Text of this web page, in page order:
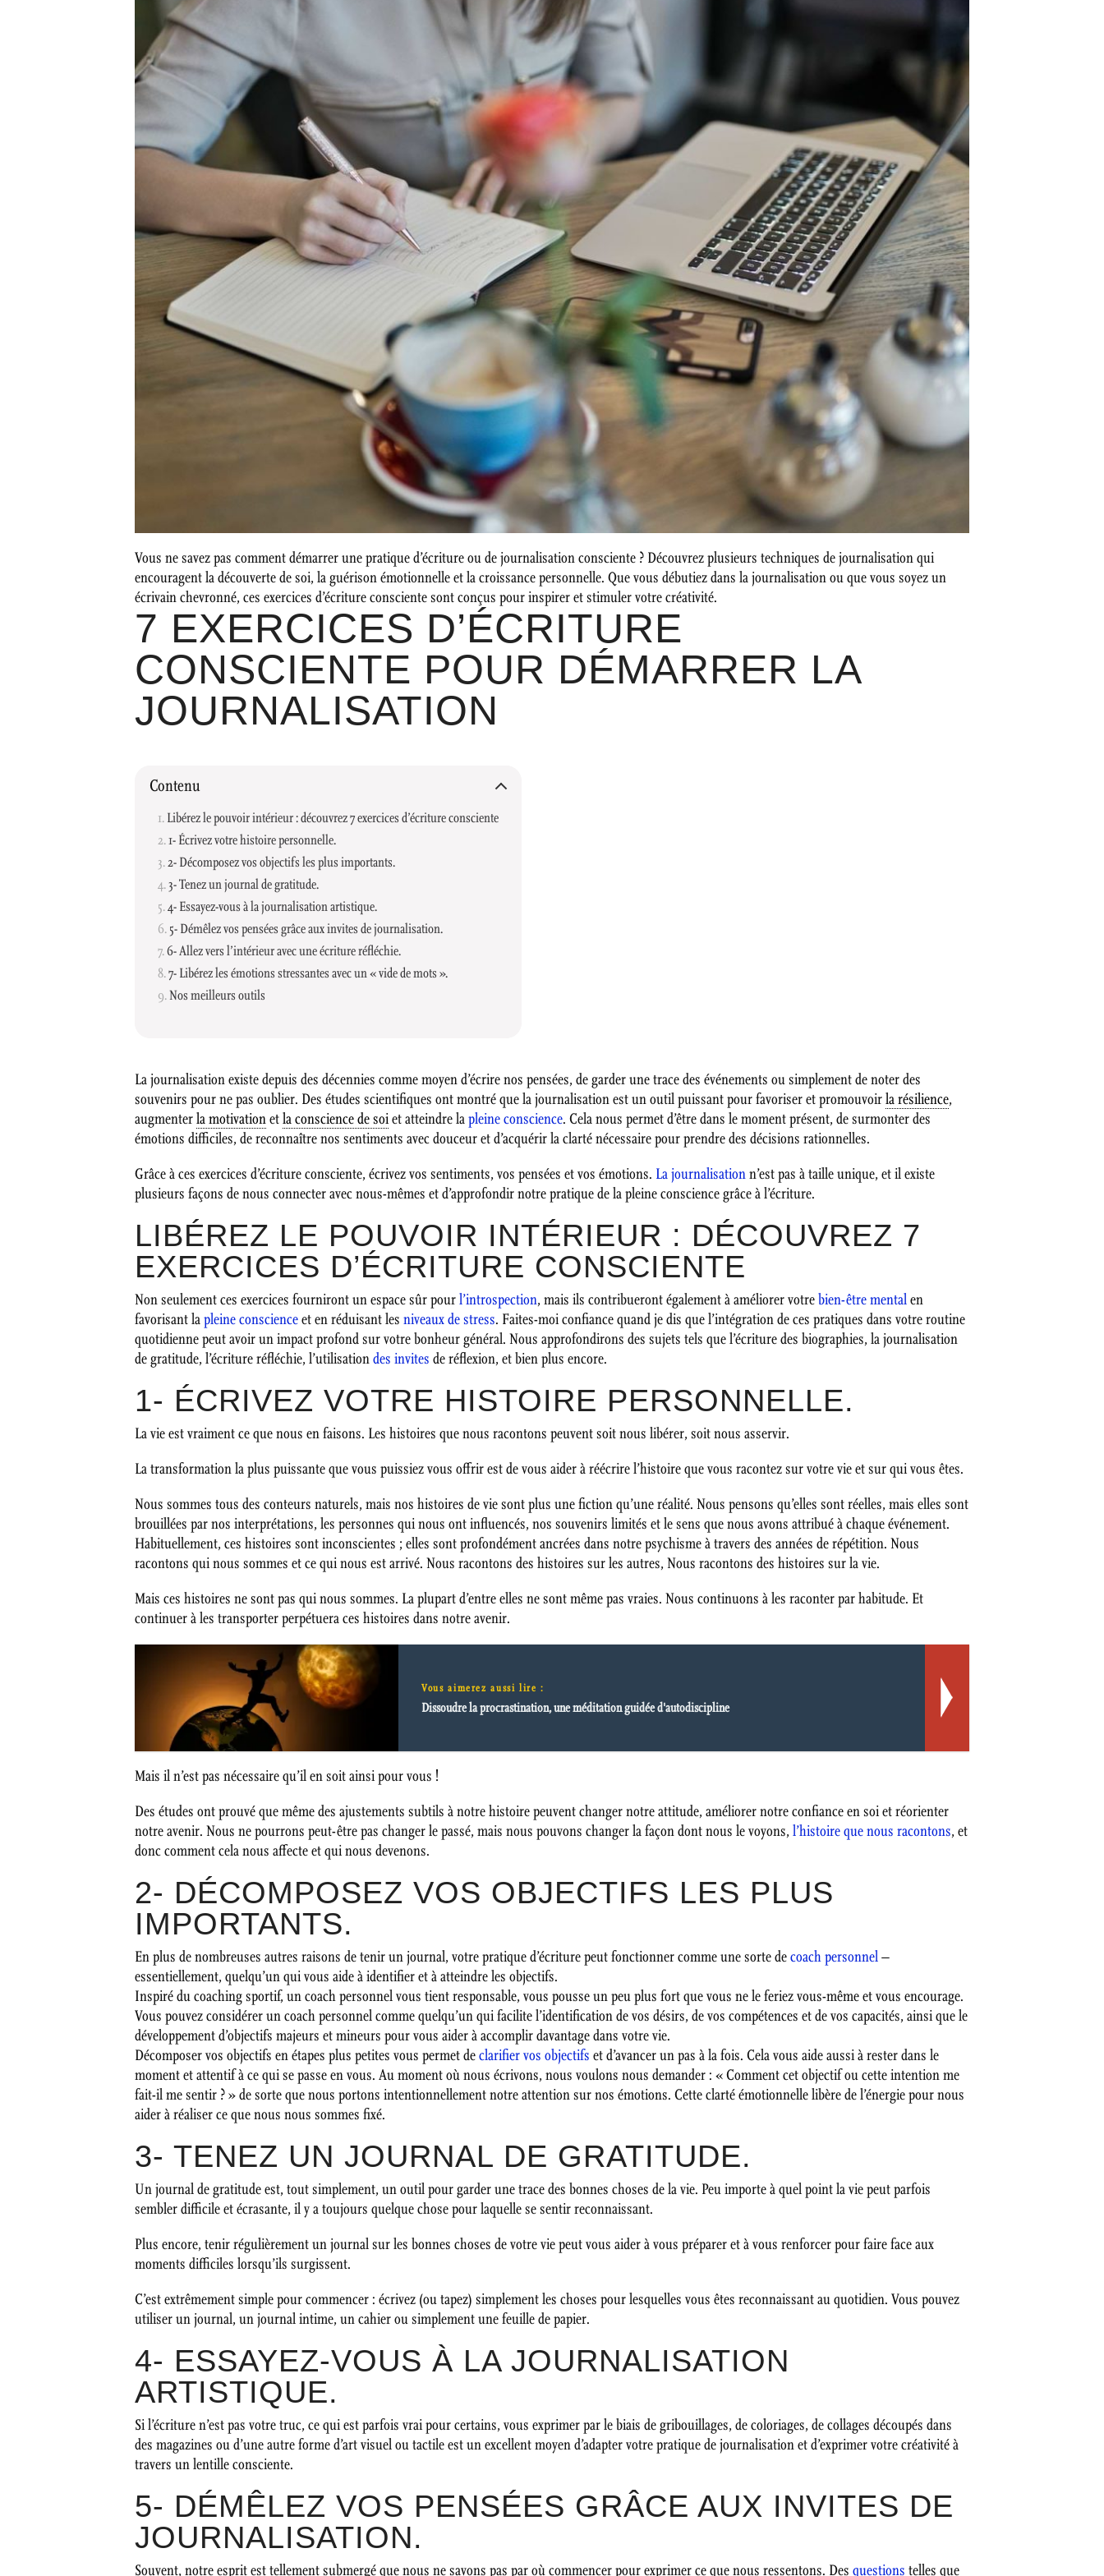
Vous ne savez pas comment démarrer une pratique d’écriture ou de journalisation consciente ? Découvrez plusieurs techniques de journalisation qui
encouragent la découverte de soi, la guérison émotionnelle et la croissance personnelle. Que vous débutiez dans la journalisation ou que vous soyez un
écrivain chevronné, ces exercices d’écriture consciente sont conçus pour inspirer et stimuler votre créativité.
7 EXERCICES D’ÉCRITURE
CONSCIENTE POUR DÉMARRER LA
JOURNALISATION
Contenu
Libérez le pouvoir intérieur : découvrez 7 exercices d’écriture consciente
1- Écrivez votre histoire personnelle.
2- Décomposez vos objectifs les plus importants.
3- Tenez un journal de gratitude.
4- Essayez-vous à la journalisation artistique.
5- Démêlez vos pensées grâce aux invites de journalisation.
6- Allez vers l’intérieur avec une écriture réfléchie.
7- Libérez les émotions stressantes avec un « vide de mots ».
Nos meilleurs outils
La journalisation existe depuis des décennies comme moyen d’écrire nos pensées, de garder une trace des événements ou simplement de noter des
souvenirs pour ne pas oublier. Des études scientifiques ont montré que la journalisation est un outil puissant pour favoriser et promouvoirla résilience,
augmenterla motivationetla conscience de soiet atteindre lapleine conscience. Cela nous permet d’être dans le moment présent, de surmonter des
émotions difficiles, de reconnaître nos sentiments avec douceur et d’acquérir la clarté nécessaire pour prendre des décisions rationnelles.
Grâce à ces exercices d’écriture consciente, écrivez vos sentiments, vos pensées et vos émotions. La journalisationn’est pas à taille unique, et il existe
plusieurs façons de nous connecter avec nous-mêmes et d’approfondir notre pratique de la pleine conscience grâce à l’écriture.
LIBÉREZ LE POUVOIR INTÉRIEUR : DÉCOUVREZ 7
EXERCICES D’ÉCRITURE CONSCIENTE
Non seulement ces exercices fourniront un espace sûr pourl’introspection, mais ils contribueront également à améliorer votrebien-être mentalen
favorisant lapleine conscienceet en réduisant lesniveaux de stress. Faites-moi confiance quand je dis que l’intégration de ces pratiques dans votre routine
quotidienne peut avoir un impact profond sur votre bonheur général. Nous approfondirons des sujets tels que l’écriture des biographies, la journalisation
de gratitude, l’écriture réfléchie, l’utilisationdes invites de réflexion, et bien plus encore.
1- ÉCRIVEZ VOTRE HISTOIRE PERSONNELLE.
La vie est vraiment ce que nous en faisons. Les histoires que nous racontons peuvent soit nous libérer, soit nous asservir.
La transformation la plus puissante que vous puissiez vous offrir est de vous aider à réécrire l’histoire que vous racontez sur votre vie et sur qui vous êtes.
Nous sommes tous des conteurs naturels, mais nos histoires de vie sont plus une fiction qu’une réalité. Nous pensons qu’elles sont réelles, mais elles sont
brouillées par nos interprétations, les personnes qui nous ont influencés, nos souvenirs limités et le sens que nous avons attribué à chaque événement.
Habituellement, ces histoires sont inconscientes ; elles sont profondément ancrées dans notre psychisme à travers des années de répétition. Nous
racontons qui nous sommes et ce qui nous est arrivé. Nous racontons des histoires sur les autres, Nous racontons des histoires sur la vie.
Mais ces histoires ne sont pas qui nous sommes. La plupart d’entre elles ne sont même pas vraies. Nous continuons à les raconter par habitude. Et
continuer à les transporter perpétuera ces histoires dans notre avenir.
Vous aimerez aussi lire :
Dissoudre la procrastination, une méditation guidée d'autodiscipline
Mais il n’est pas nécessaire qu’il en soit ainsi pour vous !
Des études ont prouvé que même des ajustements subtils à notre histoire peuvent changer notre attitude, améliorer notre confiance en soi et réorienter
notre avenir. Nous ne pourrons peut-être pas changer le passé, mais nous pouvons changer la façon dont nous le voyons,l’histoire que nous racontons, et
donc comment cela nous affecte et qui nous devenons.
2- DÉCOMPOSEZ VOS OBJECTIFS LES PLUS
IMPORTANTS.
En plus de nombreuses autres raisons de tenir un journal, votre pratique d’écriture peut fonctionner comme une sorte decoach personnel–
essentiellement, quelqu’un qui vous aide à identifier et à atteindre les objectifs.
Inspiré du coaching sportif, un coach personnel vous tient responsable, vous pousse un peu plus fort que vous ne le feriez vous-même et vous encourage.
Vous pouvez considérer un coach personnel comme quelqu’un qui facilite l’identification de vos désirs, de vos compétences et de vos capacités, ainsi que le
développement d’objectifs majeurs et mineurs pour vous aider à accomplir davantage dans votre vie.
Décomposer vos objectifs en étapes plus petites vous permet declarifier vos objectifs et d’avancer un pas à la fois. Cela vous aide aussi à rester dans le
moment et attentif à ce qui se passe en vous. Au moment où nous écrivons, nous voulons nous demander : « Comment cet objectif ou cette intention me
fait-il me sentir ? » de sorte que nous portons intentionnellement notre attention sur nos émotions. Cette clarté émotionnelle libère de l’énergie pour nous
aider à réaliser ce que nous nous sommes fixé.
3- TENEZ UN JOURNAL DE GRATITUDE.
Un journal de gratitude est, tout simplement, un outil pour garder une trace des bonnes choses de la vie. Peu importe à quel point la vie peut parfois
sembler difficile et écrasante, il y a toujours quelque chose pour laquelle se sentir reconnaissant.
Plus encore, tenir régulièrement un journal sur les bonnes choses de votre vie peut vous aider à vous préparer et à vous renforcer pour faire face aux
moments difficiles lorsqu’ils surgissent.
C’est extrêmement simple pour commencer : écrivez (ou tapez) simplement les choses pour lesquelles vous êtes reconnaissant au quotidien. Vous pouvez
utiliser un journal, un journal intime, un cahier ou simplement une feuille de papier.
4- ESSAYEZ-VOUS À LA JOURNALISATION
ARTISTIQUE.
Si l’écriture n’est pas votre truc, ce qui est parfois vrai pour certains, vous exprimer par le biais de gribouillages, de coloriages, de collages découpés dans
des magazines ou d’une autre forme d’art visuel ou tactile est un excellent moyen d’adapter votre pratique de journalisation et d’exprimer votre créativité à
travers un lentille consciente.
5- DÉMÊLEZ VOS PENSÉES GRÂCE AUX INVITES DE
JOURNALISATION.
Souvent, notre esprit est tellement submergé que nous ne savons pas par où commencer pour exprimer ce que nous ressentons. Desquestions telles que